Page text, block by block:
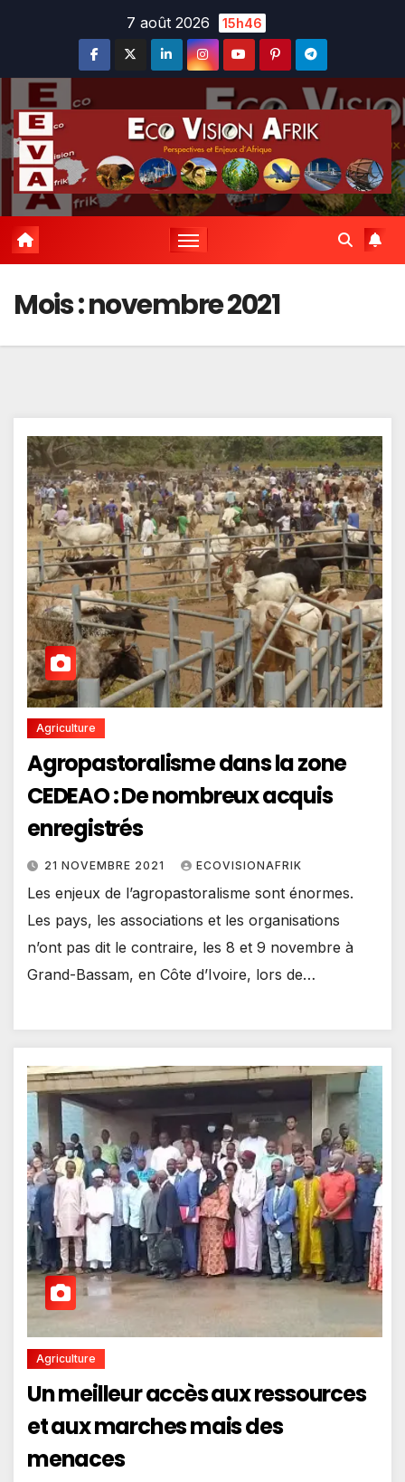
7 août 2026 15h46
Mois :novembre 2021
Agriculture
Agropastoralisme dans la zone
CEDEAO : De nombreux acquis
enregistrés
21 NOVEMBRE 2021 ECOVISIONAFRIK
Les enjeux de l’agropastoralisme sont énormes.
Les pays, les associations et les organisations
n’ont pas dit le contraire, les 8 et 9 novembre à
Grand-Bassam, en Côte d’Ivoire, lors de…
Agriculture
Un meilleur accès aux ressources
et aux marches mais des
menaces